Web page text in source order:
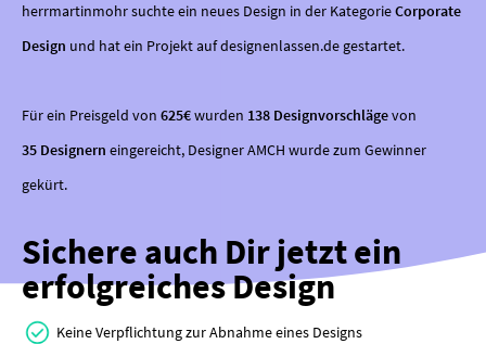
herrmartinmohr suchte ein neues Design in der KategorieCorporate
Design und hat ein Projekt auf designenlassen.de gestartet.
Für ein Preisgeld von 625€wurden 138 Designvorschlägevon
35 Designern eingereicht, Designer AMCH wurde zum Gewinner
gekürt.
Sichere auch Dir jetzt ein
erfolgreiches Design
Keine Verpflichtung zur Abnahme eines Designs